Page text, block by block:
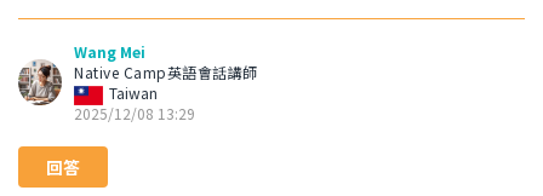
Wang Mei
Native Camp英語會話講師
Taiwan
2025/12/08 13:29
回答